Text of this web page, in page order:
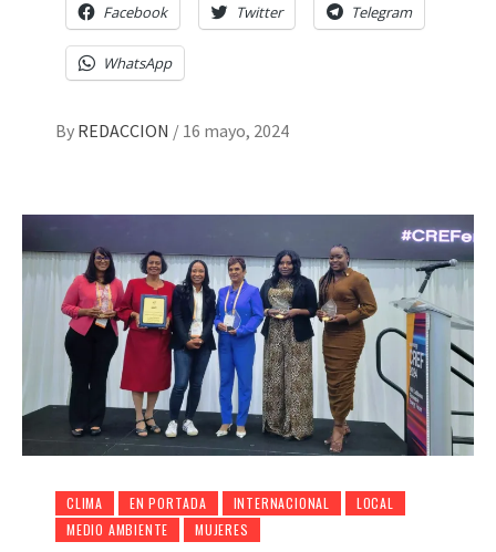
Facebook Twitter Telegram
WhatsApp
By REDACCION / 16 mayo, 2024
CLIMA EN PORTADA INTERNACIONAL
LOCAL
MEDIO AMBIENTE
MUJERES